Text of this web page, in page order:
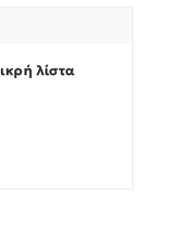
λίστα